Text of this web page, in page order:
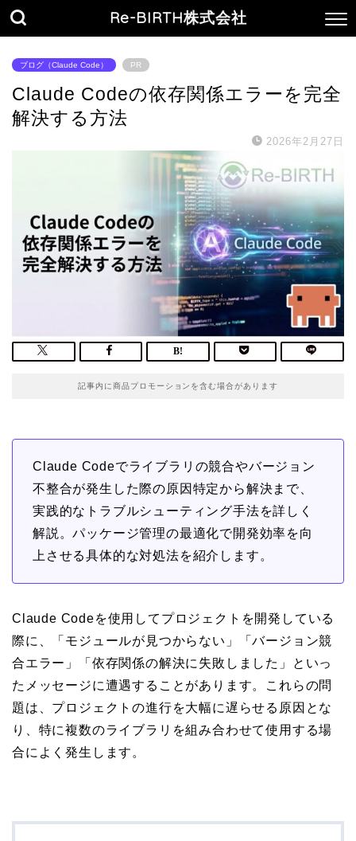
Re-BIRTH株式会社
ブログ（Claude Code） PR
Claude Codeの依存関係エラーを完全
解決する方法
2026年2月27日
記事内に商品プロモーションを含む場合があります
Claude Codeでライブラリの競合やバージョン
不整合が発生した際の原因特定から解決まで、
実践的なトラブルシューティング手法を詳しく
解説。パッケージ管理の最適化で開発効率を向
上させる具体的な対処法を紹介します。
Claude Codeを使用してプロジェクトを開発している
際に、「モジュールが見つからない」「バージョン競
合エラー」「依存関係の解決に失敗しました」といっ
たメッセージに遭遇することがあります。これらの問
題は、プロジェクトの進行を大幅に遅らせる原因とな
り、特に複数のライブラリを組み合わせて使用する場
合によく発生します。